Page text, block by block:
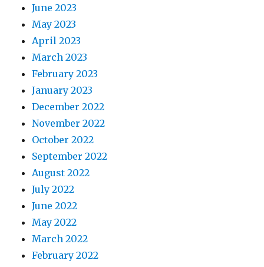
June 2023
May 2023
April 2023
March 2023
February 2023
January 2023
December 2022
November 2022
October 2022
September 2022
August 2022
July 2022
June 2022
May 2022
March 2022
February 2022